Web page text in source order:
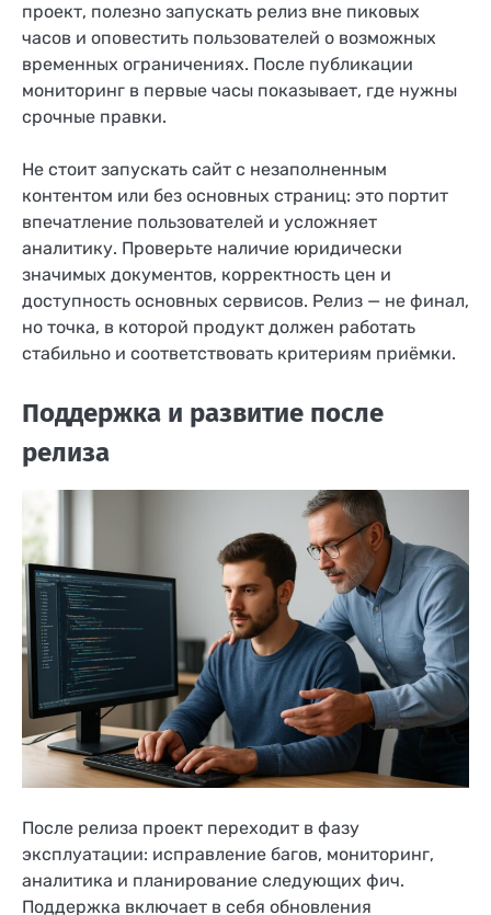
проект, полезно запускать релиз вне пиковых
часов и оповестить пользователей о возможных
временных ограничениях. После публикации
мониторинг в первые часы показывает, где нужны
срочные правки.
Не стоит запускать сайт с незаполненным
контентом или без основных страниц: это портит
впечатление пользователей и усложняет
аналитику. Проверьте наличие юридически
значимых документов, корректность цен и
доступность основных сервисов. Релиз — не финал,
но точка, в которой продукт должен работать
стабильно и соответствовать критериям приёмки.
Поддержка и развитие после
релиза
После релиза проект переходит в фазу
эксплуатации: исправление багов, мониторинг,
аналитика и планирование следующих фич.
Поддержка включает в себя обновления